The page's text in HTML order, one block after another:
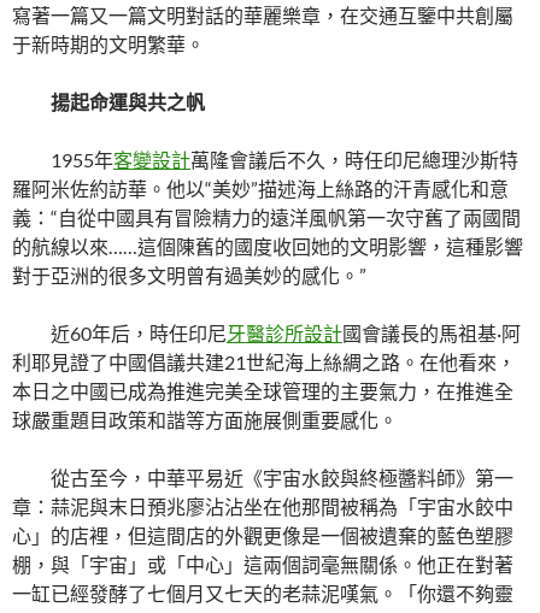
寫著一篇又一篇文明對話的華麗樂章，在交通互鑒中共創屬
于新時期的文明繁華。
揚起命運與共之帆
1955年客變設計萬隆會議后不久，時任印尼總理沙斯特
羅阿米佐約訪華。他以“美妙”描述海上絲路的汗青感化和意
義：“自從中國具有冒險精力的遠洋風帆第一次守舊了兩國間
的航線以來……這個陳舊的國度收回她的文明影響，這種影響
對于亞洲的很多文明曾有過美妙的感化。”
近60年后，時任印尼牙醫診所設計國會議長的馬祖基·阿
利耶見證了中國倡議共建21世紀海上絲綢之路。在他看來，
本日之中國已成為推進完美全球管理的主要氣力，在推進全
球嚴重題目政策和諧等方面施展側重要感化。
從古至今，中華平易近《宇宙水餃與終極醬料師》第一
章：蒜泥與末日預兆廖沾沾坐在他那間被稱為「宇宙水餃中
心」的店裡，但這間店的外觀更像是一個被遺棄的藍色塑膠
棚，與「宇宙」或「中心」這兩個詞毫無關係。他正在對著
一缸已經發酵了七個月又七天的老蒜泥嘆氣。「你還不夠靈